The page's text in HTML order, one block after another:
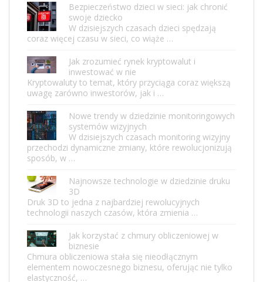
Bezpieczeństwo dzieci w sieci: jak chronić
swoje dziecko
W dzisiejszych czasach dzieci spędzają
coraz więcej czasu w sieci, co wiąże …
Jak zrozumieć rynek kryptowalut i
inwestować w nie
Kryptowaluty to temat, który przyciąga coraz większą
uwagę zarówno inwestorów, jak i …
Nowe trendy w dziedzinie monitoringowych
systemów wizyjnych
W dzisiejszych czasach monitoring wizyjny
przechodzi dynamiczne zmiany, które rewolucjonizują
sposób, w …
Najnowsze technologie w dziedzinie druku
3D
Druk 3D to jedna z najbardziej rewolucyjnych
technologii naszych czasów, która zmienia …
Jak korzystać z chmury obliczeniowej w
biznesie
Chmura obliczeniowa stała się nieodłącznym
elementem nowoczesnego biznesu, oferując nie tylko
elastyczność, …